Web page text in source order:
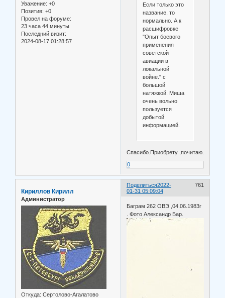
Уважение: +0
Позитив: +0
Провел на форуме:
23 часа 44 минуты
Последний визит:
2024-08-17 01:28:57
Если только это
название, то
нормально. А к
расшифровке
"Опыт боевого
применения
советской
авиации в
локальной
войне." с
большой
натяжкой. Миша
очень вольно
пользуется
добытой
информацией.
Спасибо.Приобрету ,почитаю.
0
Поделиться 761
2022-
01-31 05:09:04
Кириллов Кирилл
Администратор
Откуда: Сертолово-Агалатово
Баграм 262 ОВЭ ,04.06.1983г
. Фото Александр Бар.